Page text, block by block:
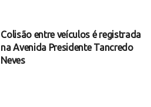
Colisão entre veículos é registrada
na Avenida Presidente Tancredo
Neves